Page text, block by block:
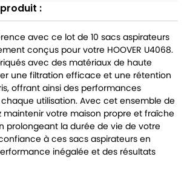
:
avec ce lot de 10 sacs aspirateurs
conçus pour votre HOOVER U4068.
avec des matériaux de haute
une filtration efficace et une rétention
offrant ainsi des performances
utilisation. Avec cet ensemble de
maintenir votre maison propre et fraîche
prolongeant la durée de vie de votre
à ces sacs aspirateurs en
inégalée et des résultats